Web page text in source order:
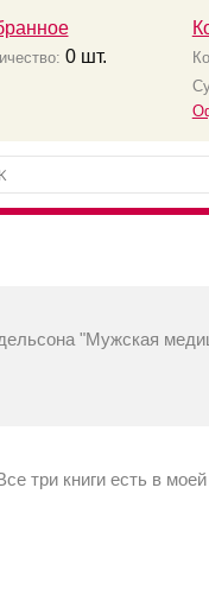
0шт.
"Мужская
три книги есть в